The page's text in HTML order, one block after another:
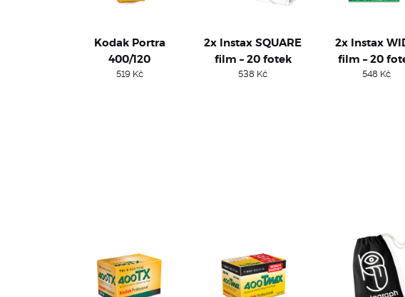
Kodak Portra
400/120
519 Kč
2x Instax SQUARE
film – 20 fotek
538 Kč
2x Instax
film – 20
548 Kč